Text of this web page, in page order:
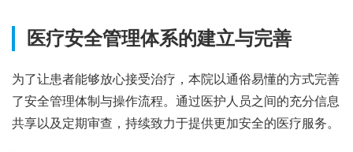
医疗安全管理体系的建立与完善
为了让患者能够放心接受治疗，本院以通俗易懂的方式完善
了安全管理体制与操作流程。通过医护人员之间的充分信息
共享以及定期审查，持续致力于提供更加安全的医疗服务。